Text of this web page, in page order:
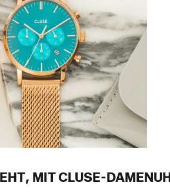
MIT CLUSE-